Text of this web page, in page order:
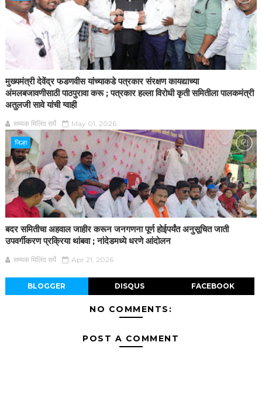
मुख्यमंत्री देवेंद्र फडणवीस यांच्याकडे पत्रकार संरक्षण कायद्याच्या
अंमलबजावणीसाठी पाठपुरावा करू ; पत्रकार हल्ला विरोधी कृती समितीला पालकमंत्री
अतुलजी सावे यांची ग्वाही
सम्यक मिलिंद सर्पे May 01, 2026
जिल्हा
बदर समितीचा अहवाल जाहीर करून जनगणना पूर्ण होईपर्यंत अनुसूचित जाती
उपवर्गीकरण प्रक्रिया थांबवा ; नांदेडमध्ये धरणे आंदोलन
सम्यक मिलिंद सर्पे Apr 21, 2026
BLOGGER DISQUS FACEBOOK
NO COMMENTS:
POST A COMMENT